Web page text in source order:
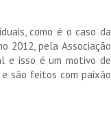
como é o caso da
2012, pela Associação
e isso é um motivo de
são feitos com paixão